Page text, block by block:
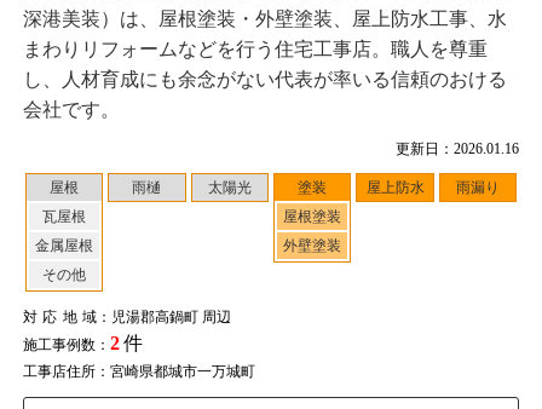
更新日：2026.01.16
屋根
瓦屋根
金属屋根
その他
雨樋 太陽光
塗装
屋根塗装
外壁塗装
屋上防水 雨漏り
対応地域：児湯郡高鍋町 周辺
施工事例数： 2件
工事店住所：宮崎県都城市一万城町
深港美装）は、屋根塗装・外壁塗装、屋上防水工事、水
まわりリフォームなどを行う住宅工事店。職人を尊重
し、人材育成にも余念がない代表が率いる信頼のおける
会社です。